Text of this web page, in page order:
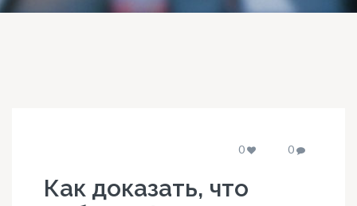
0 0
Как доказать, что